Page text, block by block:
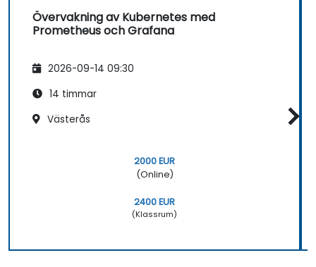
Övervakning av Kubernetes med
Prometheus och Grafana
2026-09-14 09:30
14 timmar
Västerås
2000 EUR
(Online)
2400 EUR
(Klassrum)